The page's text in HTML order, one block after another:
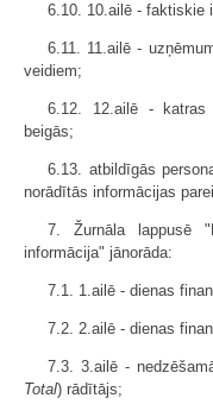
6.10. 10.ailē - faktiskie
6.11. 11.ailē -
veidiem;
6.12. 12.ailē - katras
beigās;
6.13. atbildīgās
norādītās informācijas
7. Žurnāla lappusē
informācija" jānorāda:
7.1. 1.ailē - dienas
7.2. 2.ailē - dienas
7.3. 3.ailē -
Total) rādītājs;